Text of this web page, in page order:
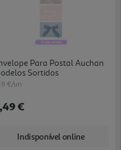
Para Postal Auchan
Sortidos
€/un
€
Indisponível online